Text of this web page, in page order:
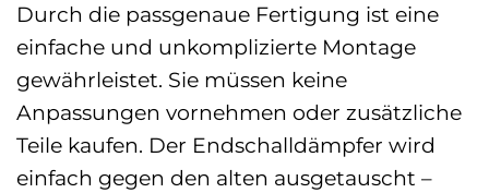
Durch die passgenaue Fertigung ist eine
einfache und unkomplizierte Montage
gewährleistet. Sie müssen keine
Anpassungen vornehmen oder zusätzliche
Teile kaufen. Der Endschalldämpfer wird
einfach gegen den alten ausgetauscht –